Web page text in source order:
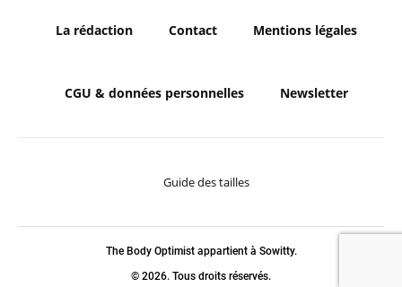
La rédaction Contact Mentions légales
CGU & données personnelles Newsletter
Guide des tailles
The Body Optimist appartient à Sowitty.
© 2026. Tous droits réservés.